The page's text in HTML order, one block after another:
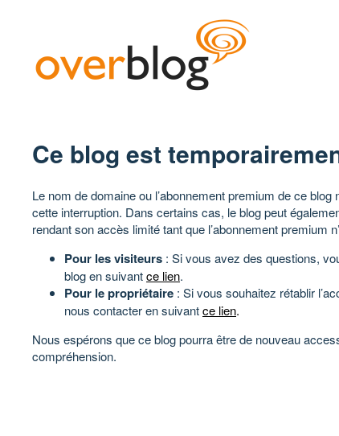
Ce blog est
Le nom de domaine ou l’abonnement premium de ce blog
cette interruption. Dans certains cas, le blog peut
rendant son accès limité tant que l’abonnement premium
Pour les visiteurs : Si vous avez des questions,
blog en suivantce lien.
Pour le propriétaire : Si vous souhaitez rétablir
nous contacter en suivantce lien.
Nous espérons que ce blog pourra être de nouveau
compréhension.